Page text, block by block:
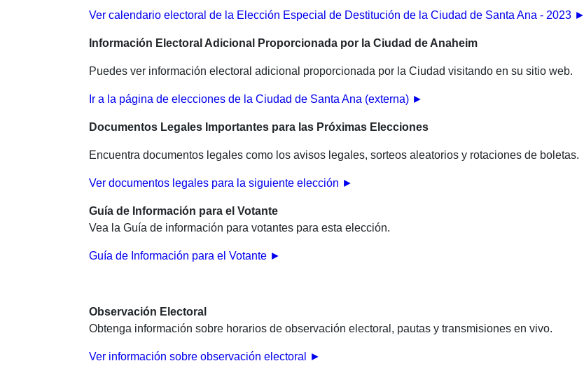
Ver calendario electoral de la Elección Especial de Destitución de la Ciudad de Santa Ana - 2023 ►
Información Electoral Adicional Proporcionada por la Ciudad de Anaheim
Puedes ver información electoral adicional proporcionada por la Ciudad visitando en su sitio web.
Ir a la página de elecciones de la Ciudad de Santa Ana (externa) ►
Documentos Legales Importantes para las Próximas Elecciones
Encuentra documentos legales como los avisos legales, sorteos aleatorios y rotaciones de boletas.
Ver documentos legales para la siguiente elección ►
Guía de Información para el Votante
Vea la Guía de información para votantes para esta elección.
Guía de Información para el Votante ►
Observación Electoral
Obtenga información sobre horarios de observación electoral, pautas y transmisiones en vivo.
Ver información sobre observación electoral ►